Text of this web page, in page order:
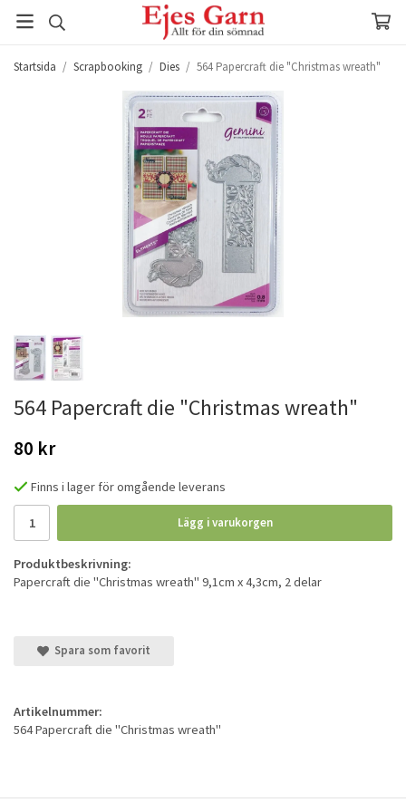
Startsida / Scrapbooking / Dies / 564 Papercraft die "Christmas wreath"
564 Papercraft die "Christmas wreath"
80 kr
Finns i lager för omgående leverans
Lägg i varukorgen
Produktbeskrivning:
Papercraft die "Christmas wreath" 9,1cm x 4,3cm, 2 delar
Spara som favorit
Artikelnummer:
564 Papercraft die "Christmas wreath"